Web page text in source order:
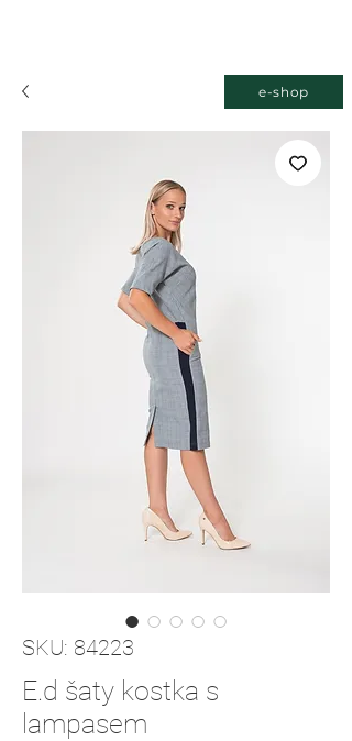
SKU: 84223
E.d šaty kostka s
lampasem
e-shop